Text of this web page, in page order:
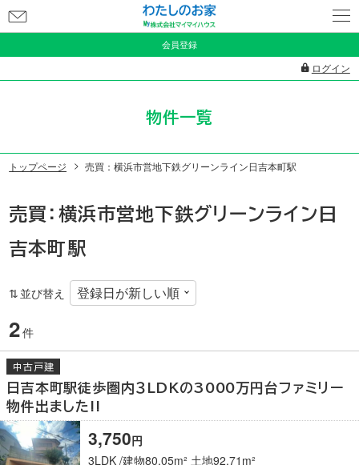
会員登録
ログイン
問
い
合
物件一覧
トップページ 売買：横浜市営地下鉄グリーンライン日吉本町駅
売買：横浜市営地下鉄グリーンライン日
吉本町駅
並び替え
2件
中古戸建
日吉本町駅徒歩圏内３LDKの3000万円台ファミリー
物件出ました!!
3LDK 建物80.05m² 土地92.71m²
3,750円